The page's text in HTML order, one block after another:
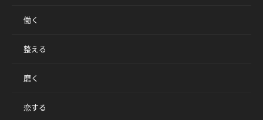
働く
整える
磨く
恋する